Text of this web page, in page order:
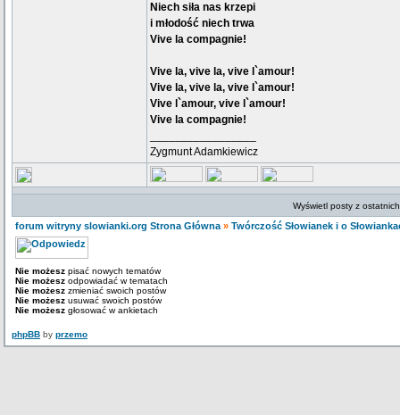
Niech siła nas krzepi
i młodość niech trwa
Vive la compagnie!
Vive la, vive la, vive l`amour!
Vive la, vive la, vive l`amour!
Vive l`amour, vive l`amour!
Vive la compagnie!
Zygmunt Adamkiewicz
Wyświetl posty z
forum witryny slowianki.org Strona Główna » Twórczość Słowianek i o
Nie możesz pisać nowych tematów
Nie możesz odpowiadać w tematach
Nie możesz zmieniać swoich postów
Nie możesz usuwać swoich postów
Nie możesz głosować w ankietach
phpBB by przemo